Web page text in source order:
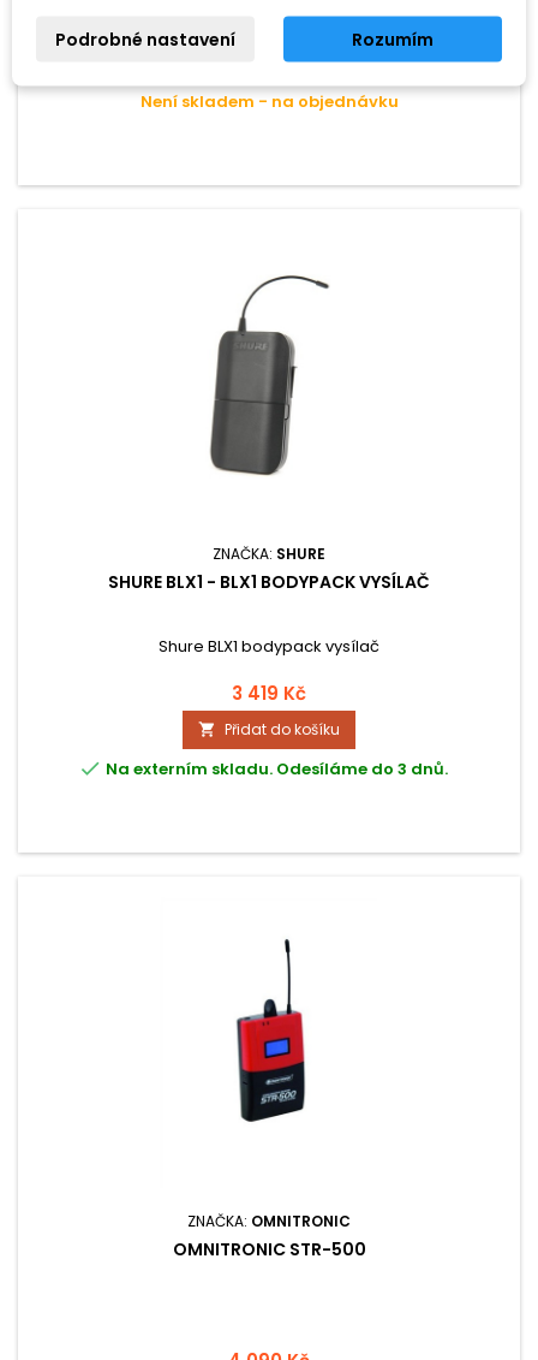
3 990 Kč
Přidat do košíku
Není skladem - na objednávku
ZNAČKA: SHURE
SHURE BLX1 - BLX1 BODYPACK VYSÍLAČ
Shure BLX1 bodypack vysílač
3 419 Kč
 Přidat do košíku
 Na externím skladu. Odesíláme do 3 dnů.
ZNAČKA: OMNITRONIC
OMNITRONIC STR-500
Podrobné nastavení Rozumím